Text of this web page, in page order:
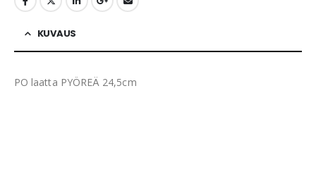
KUVAUS
PO laatta PYÖREÄ 24,5cm